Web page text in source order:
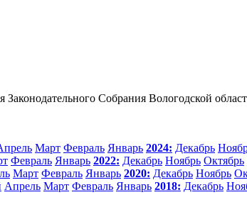
Собрания Вологодской
Март Февраль Январь 2024: Декабрь
Февраль Январь 2022: Декабрь Ноябрь Октябрь
Март Февраль Январь 2020: Декабрь Ноябрь
Апрель Март Февраль Январь 2018: Декабрь